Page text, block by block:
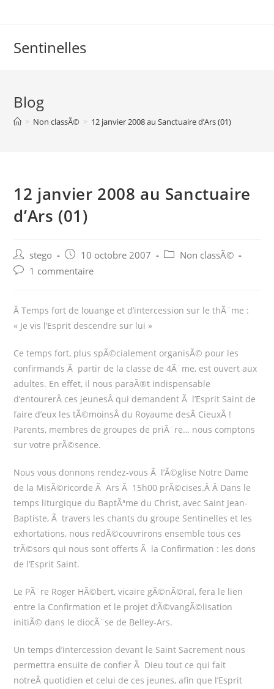
Sentinelles
Blog
> Non classÃ© > 12 janvier 2008 au Sanctuaire d’Ars (01)
12 janvier 2008 au Sanctuaire
d’Ars (01)
Post
author:
stego
Post
published:
10 octobre 2007
PostNon classÃ©
Post1 commentaire
Â Temps fort de louange et d’intercession sur le thÃ¨me :
« Je vis l’Esprit descendre sur lui »
Ce temps fort, plus spÃ©cialement organisÃ© pour les
confirmands Ã partir de la classe de 4Ã¨me, est ouvert aux
adultes. En effet, il nous paraÃ®t indispensable
d’entourerÂ ces jeunesÂ qui demandent Ã l’Esprit Saint de
faire d’eux les tÃ©moinsÂ du Royaume desÂ CieuxÂ !
Parents, membres de groupes de priÃ¨re… nous comptons
sur votre prÃ©sence.
Nous vous donnons rendez-vous Ã l’Ã©glise Notre Dame
de la MisÃ©ricorde Ã Ars Ã 15h00 prÃ©cises.Â Â Dans le
temps liturgique du BaptÃªme du Christ, avec Saint Jean-
Baptiste, Ã travers les chants du groupe Sentinelles et les
exhortations, nous redÃ©couvrirons ensemble tous ces
trÃ©sors qui nous sont offerts Ã la Confirmation : les dons
de l’Esprit Saint.
Le PÃ¨re Roger HÃ©bert, vicaire gÃ©nÃ©ral, fera le lien
entre la Confirmation et le projet d’Ã©vangÃ©lisation
initiÃ© dans le diocÃ¨se de Belley-Ars.
Un temps d’intercession devant le Saint Sacrement nous
permettra ensuite de confier Ã Dieu tout ce qui fait
notreÂ quotidien et celui de ces jeunes, afin que l’Esprit